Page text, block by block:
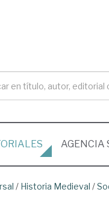
AGENCIA
/ Historia Medieval /